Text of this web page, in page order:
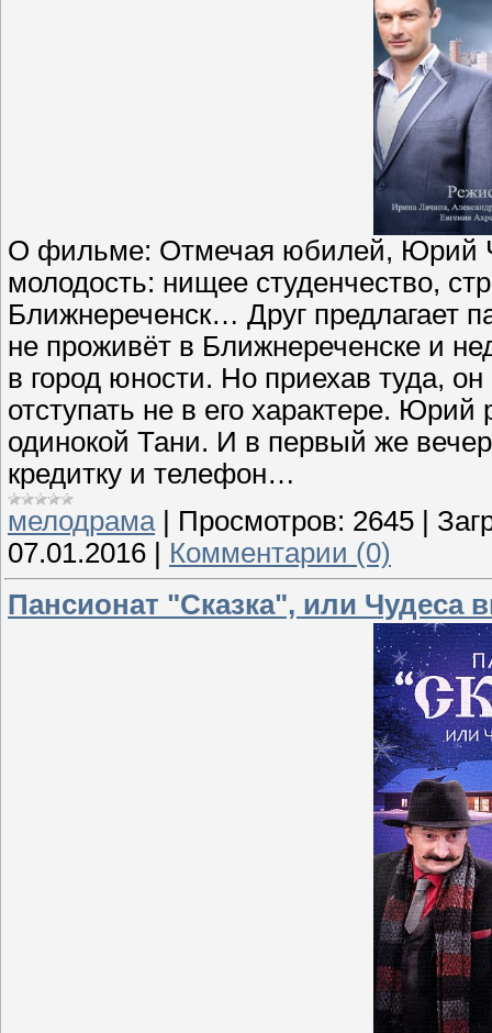
О фильме: Отмечая юбилей, Юрий
молодость: нищее студенчество,
Ближнереченск… Друг предлагает
не проживёт в Ближнереченске и
в город юности. Но приехав туда,
отступать не в его характере.
одинокой Тани. И в первый же
кредитку и телефон…
мелодрама | Просмотров: 2645 |
07.01.2016 | Комментарии (0)
Пансионат "Сказка", или Чудеса